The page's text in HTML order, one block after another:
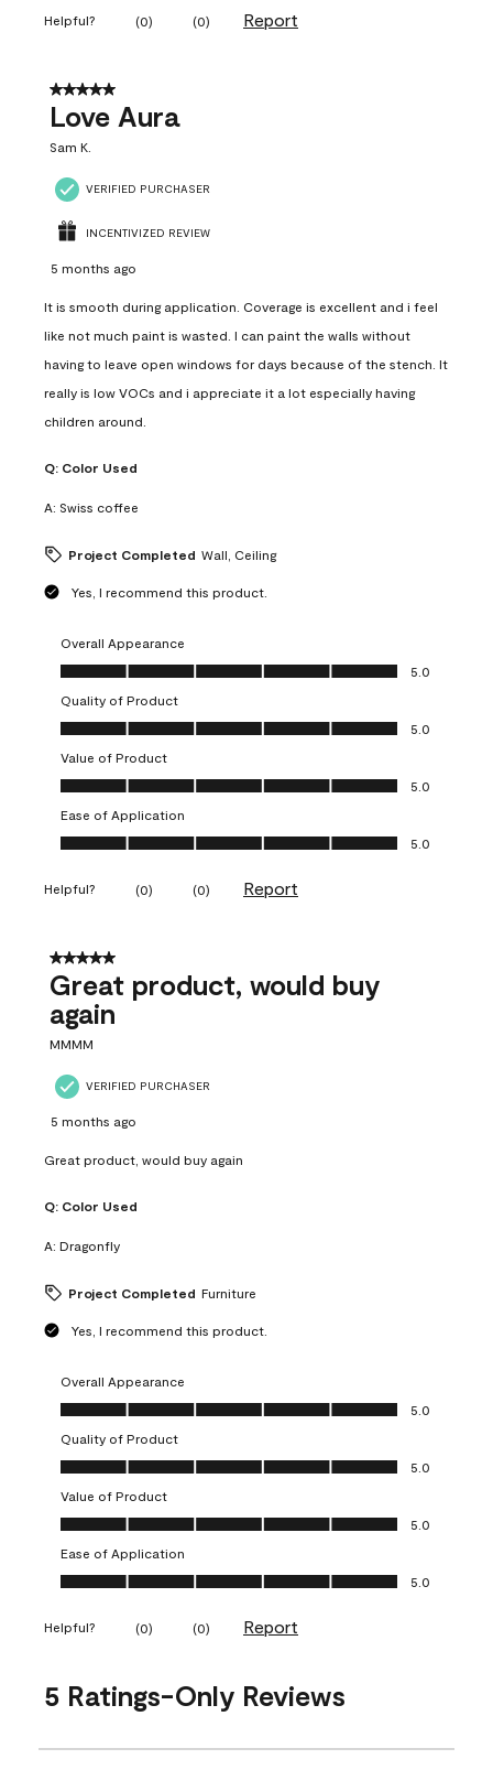
Helpful? (0) (0) Report
5 out of 5 stars.
Love Aura
Sam K.
VERIFIED PURCHASER
INCENTIVIZED REVIEW
5 months ago
It is smooth during application. Coverage is excellent and i feel
like not much paint is wasted. I can paint the walls without
having to leave open windows for days because of the stench. It
really is low VOCs and i appreciate it a lot especially having
children around.
Q: Color Used
A: Swiss coffee
Project Completed Wall, Ceiling
Yes, I recommend this product.
Overall Appearance
Overall Appearance, 5.0 out of 5
5.0
Quality of Product
Quality of Product, 5.0 out of 5
5.0
Value of Product
Value of Product, 5.0 out of 5
5.0
Ease of Application
Ease of Application, 5.0 out of 5
5.0
Helpful? (0) (0) Report
5 out of 5 stars.
Great product, would buy
again
MMMM
VERIFIED PURCHASER
5 months ago
Great product, would buy again
Q: Color Used
A: Dragonfly
Project Completed Furniture
Yes, I recommend this product.
Overall Appearance
Overall Appearance, 5.0 out of 5
5.0
Quality of Product
Quality of Product, 5.0 out of 5
5.0
Value of Product
Value of Product, 5.0 out of 5
5.0
Ease of Application
Ease of Application, 5.0 out of 5
5.0
Helpful? (0) (0) Report
5 Ratings-Only Reviews